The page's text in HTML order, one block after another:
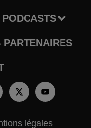
PODCASTS
PARTENAIRES
légales